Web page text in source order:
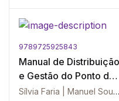
9789725925843
Manual de Distribuição
e Gestão do Ponto de
Venda
Sílvia Faria | Manuel Sousa Pereira | Ana Lima | José Vilela | Susana Loureiro